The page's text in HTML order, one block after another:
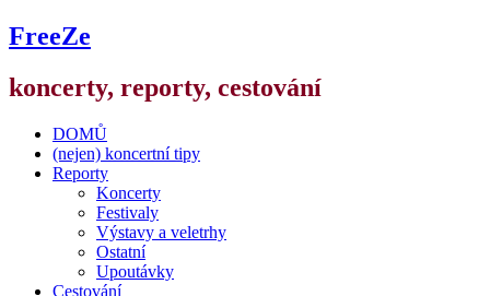
FreeZe
koncerty, reporty, cestování
DOMŮ
(nejen) koncertní tipy
Reporty
Koncerty
Festivaly
Výstavy a veletrhy
Ostatní
Upoutávky
Cestování